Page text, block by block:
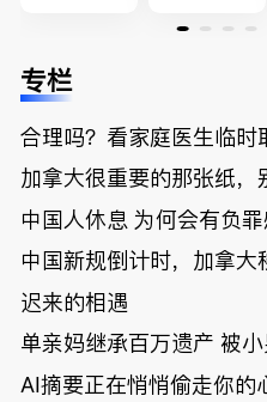
低；免费狂
送50万磅蔬
温“丑陋土
豆日”冲击
吉尼斯纪
录；惨！留
骗光2万美
元，还被卷
入跨国刑案
账户遭封！
官：太假
欠款多出$1
9万；突
发！无辜男
孩温哥华市
中心被刺身
亡；
专栏
合理吗？看家庭医生临时
加拿大很重要的那张纸，
中国人休息 为何会有负罪
中国新规倒计时，加拿大
迟来的相遇
单亲妈继承百万遗产 被
AI摘要正在悄悄偷走你的